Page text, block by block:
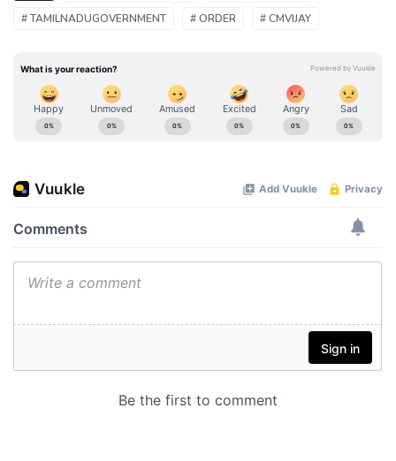
# TAMILNADUGOVERNMENT # ORDER # CMVIJAY